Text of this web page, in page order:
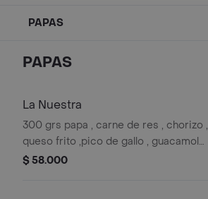
PAPAS
PAPAS
La Nuestra
300 grs papa , carne de res , chorizo ,
queso frito ,pico de gallo , guacamole
, agrega las salsas de tu preferencia
$ 58.000